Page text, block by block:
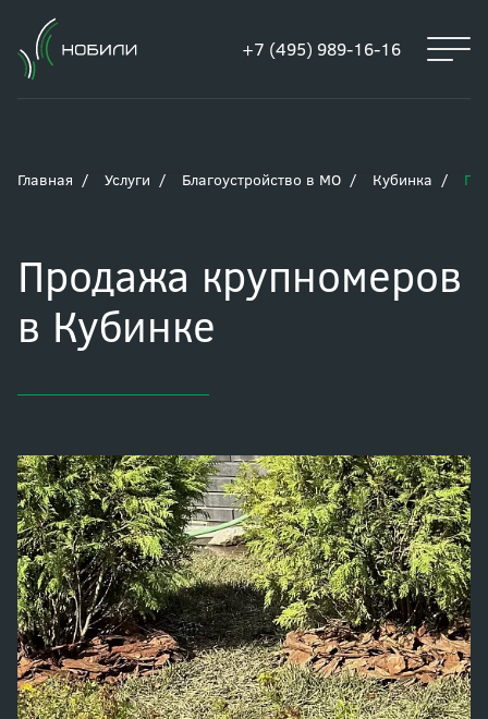
+7 (495) 989-16-16
Главная Услуги Благоустройство в МО Кубинка
Продажа крупномеров
в Кубинке